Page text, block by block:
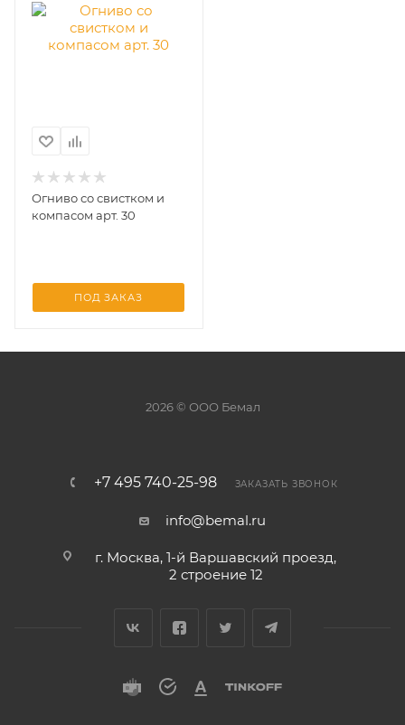
Огниво со свистком и
компасом арт. 30
ПОД ЗАКАЗ
2026 © ООО Бемал
+7 495 740-25-98 ЗАКАЗАТЬ ЗВОНОК
info@bemal.ru
г. Москва, 1-й Варшавский проезд,
2 строение 12